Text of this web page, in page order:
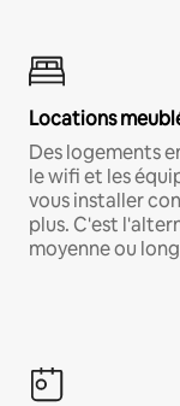
Locations
Des logements
le wifi et les
vous installer
plus. C'est
moyenne ou